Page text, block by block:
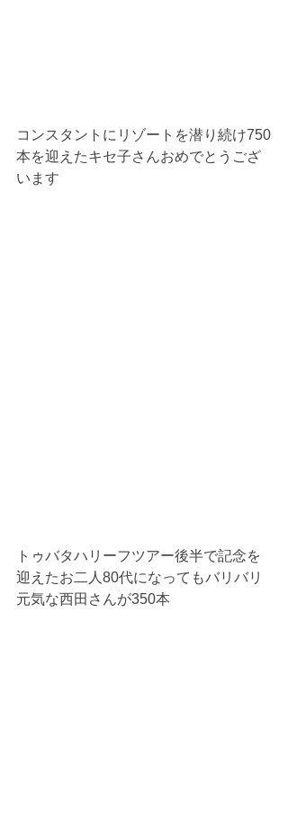
コンスタントにリゾートを潜り続け750
本を迎えたキセ子さんおめでとうござ
います
トゥバタハリーフツアー後半で記念を
迎えたお二人80代になってもバリバリ
元気な西田さんが350本